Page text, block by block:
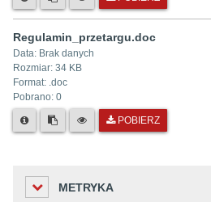
Regulamin_przetargu.doc
Data: Brak danych
Rozmiar: 34 KB
Format: .doc
Pobrano: 0
POBIERZ
METRYKA